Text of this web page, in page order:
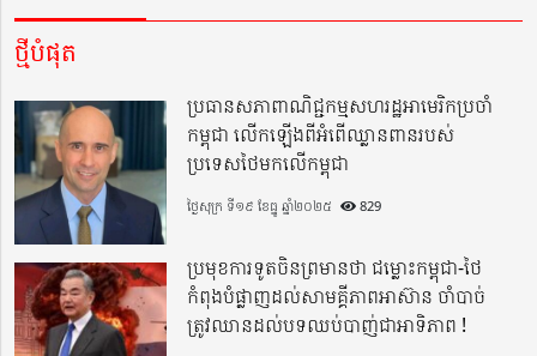
ថ្មីបំផុត
ប្រធានសភាពាណិជ្ជកម្មសហរដ្ឋអាមេរិកប្រចាំ
កម្ពុជា លើកឡើងពីអំពើឈ្លានពានរបស់
ប្រទេសថៃមកលើកម្ពុជា
ថ្ងៃសុក្រ ទី១៩ ខែធ្នូ ឆ្នាំ២០២៥ 829
ប្រមុខការទូតចិនព្រមានថា ជម្លោះកម្ពុជា-ថៃ
កំពុងបំផ្លាញដល់សាមគ្គីភាពអាស៊ាន ចាំបាច់
ត្រូវឈានដល់បទឈប់បាញ់ជាអាទិភាព !